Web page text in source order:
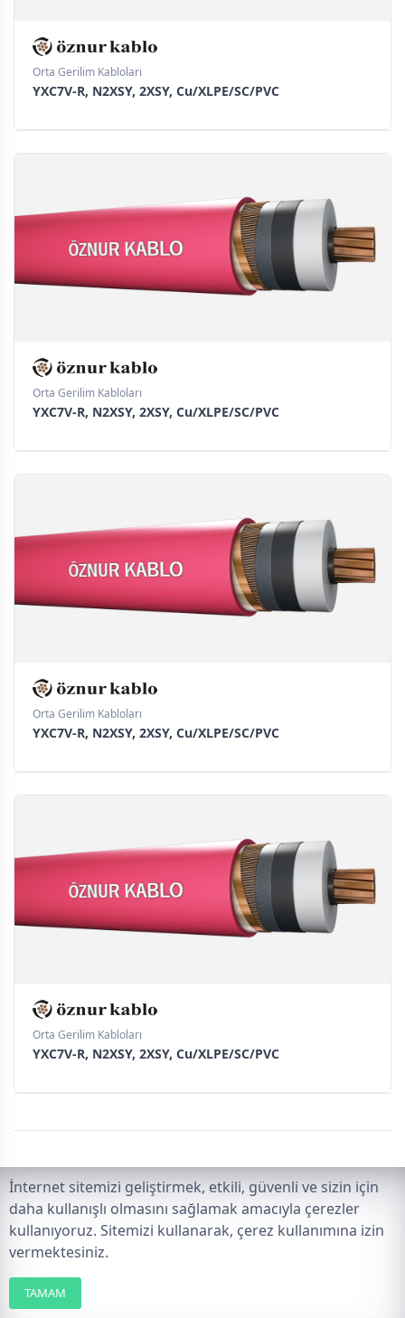
Orta Gerilim Kabloları
YXC7V-R, N2XSY, 2XSY, Cu/XLPE/SC/PVC
Orta Gerilim Kabloları
YXC7V-R, N2XSY, 2XSY, Cu/XLPE/SC/PVC
Orta Gerilim Kabloları
YXC7V-R, N2XSY, 2XSY, Cu/XLPE/SC/PVC
Orta Gerilim Kabloları
YXC7V-R, N2XSY, 2XSY, Cu/XLPE/SC/PVC
Ürünler
Zayıf Akım Kablolar
İnternet sitemizi geliştirmek, etkili, güvenli ve sizin için
daha kullanışlı olmasını sağlamak amacıyla çerezler
kullanıyoruz. Sitemizi kullanarak, çerez kullanımına izin
vermektesiniz.
TAMAM